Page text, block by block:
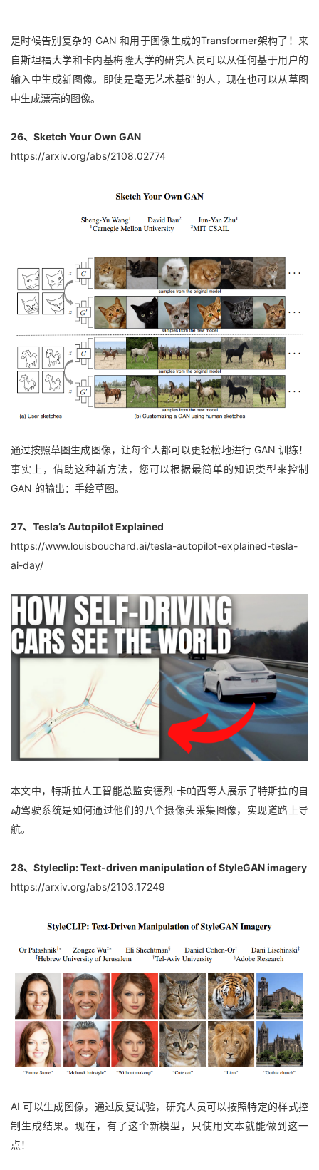
是时候告别复杂的 GAN 和用于图像生成的Transformer架构了！来
自斯坦福大学和卡内基梅隆大学的研究人员可以从任何基于用户的
输入中生成新图像。即使是毫无艺术基础的人，现在也可以从草图
中生成漂亮的图像。
26、Sketch Your Own GAN
https://arxiv.org/abs/2108.02774
通过按照草图生成图像，让每个人都可以更轻松地进行 GAN 训练！
事实上，借助这种新方法，您可以根据最简单的知识类型来控制
GAN 的输出：手绘草图。
27、Tesla’s Autopilot Explained
https://www.louisbouchard.ai/tesla-autopilot-explained-tesla-
ai-day/
本文中，特斯拉人工智能总监安德烈·卡帕西等人展示了特斯拉的自
动驾驶系统是如何通过他们的八个摄像头采集图像，实现道路上导
航。
28、Styleclip: Text-driven manipulation of StyleGAN imagery
https://arxiv.org/abs/2103.17249
AI 可以生成图像，通过反复试验，研究人员可以按照特定的样式控
制生成结果。现在，有了这个新模型，只使用文本就能做到这一
点！